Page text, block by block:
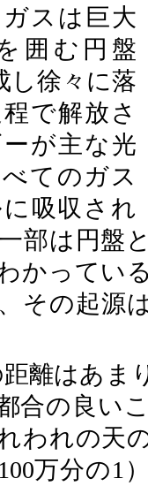
スは巨大
囲む円盤
し徐々に落
で解放さ
が主な光
てのガス
吸収され
部は円盤
かってい
その起源
離はあま
合の良い
われの天
万分の1